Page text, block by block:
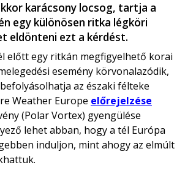
karácsony locsog, tartja a
egy különösen ritka légköri
eldönteni ezt a kérdést.
előtt egy ritkán megfigyelhető korai
esemény körvonalazódik,
az északi félteke
Weather Europe előrejelzése
(Polar Vortex) gyengülése
lehet abban, hogy a tél Európa
induljon, mint ahogy az elmúlt